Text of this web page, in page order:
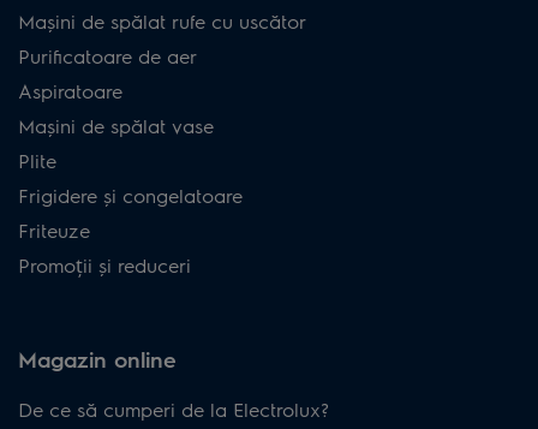
Mașini de spălat rufe cu uscător
Purificatoare de aer
Aspiratoare
Mașini de spălat vase
Plite
Frigidere și congelatoare
Friteuze
Promoții și reduceri
Magazin online
De ce să cumperi de la Electrolux?